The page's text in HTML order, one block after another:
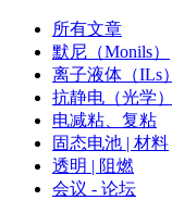
所有文章
默尼（Monils）
离子液体（ILs）
抗静电（光学）
电减粘、复粘
固态电池 | 材料
透明 | 阻燃
会议 - 论坛